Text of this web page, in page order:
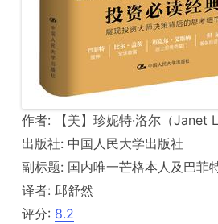
作者: 【美】珍妮特·洛尔（Janet
出版社: 中国人民大学出版社
副标题: 国内唯一芒格本人及巴菲
译者: 邱舒然
评分: 8.2